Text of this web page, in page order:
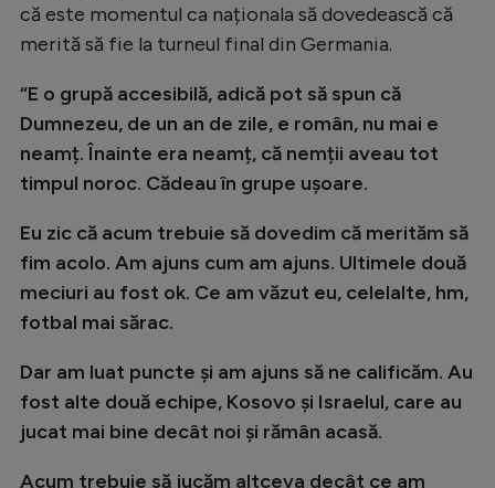
Formula 1
Auto
Rugby
Ciclism
Alte sporturi
JO 2024
JO 2026
că este momentul ca naționala să dovedească că
merită să fie la turneul final din Germania.
“E o grupă accesibilă, adică pot să spun că
Dumnezeu, de un an de zile, e român, nu mai e
neamț. Înainte era neamț, că nemții aveau tot
timpul noroc. Cădeau în grupe ușoare.
Eu zic că acum trebuie să dovedim că merităm să
fim acolo. Am ajuns cum am ajuns. Ultimele două
meciuri au fost ok. Ce am văzut eu, celelalte, hm,
fotbal mai sărac.
Dar am luat puncte și am ajuns să ne calificăm. Au
fost alte două echipe, Kosovo și Israelul, care au
jucat mai bine decât noi și rămân acasă.
Acum trebuie să jucăm altceva decât ce am